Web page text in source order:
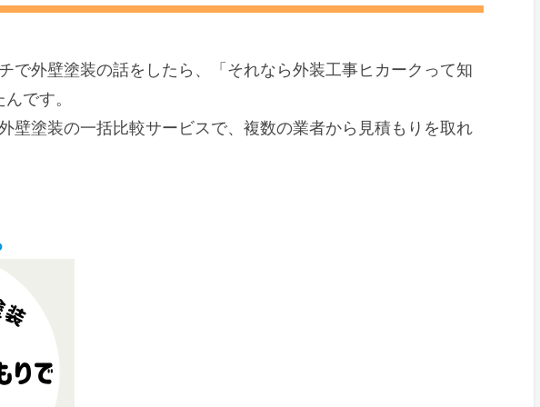
で外壁塗装の話をしたら、「それなら外装工事ヒカークって知
です。
壁塗装の一括比較サービスで、複数の業者から見積もりを取れ